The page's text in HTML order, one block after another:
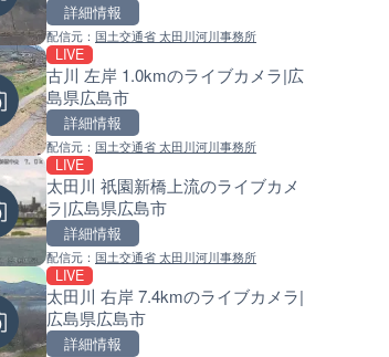
詳細情報
配信元： 国土交通省 太田川河川事務所
LIVE
古川 左岸 1.0kmのライブカメラ|広
島県広島市
詳細情報
配信元： 国土交通省 太田川河川事務所
LIVE
太田川 祇園新橋上流のライブカメ
ラ|広島県広島市
詳細情報
配信元： 国土交通省 太田川河川事務所
LIVE
太田川 右岸 7.4kmのライブカメラ|
広島県広島市
詳細情報
配信元：株式会社ティーファイブプロジ
羽田空港第2旅客ターミナルか
配信元：日本テレビ
Impaxビル付近から歌舞伎町
のライブカメラ|東京都新宿区
配信元：歌舞伎町ゴジラ前ライブ
淡路島モンキーセンターのラ
配信元：日高町役場
比井川水門付近から比井崎海
配信元：日高町役場
小浦川水門付近から小浦海水
ライブカメラ|和歌山県日高町
配信元：日高町役場
産湯川水門付近のライブカメ